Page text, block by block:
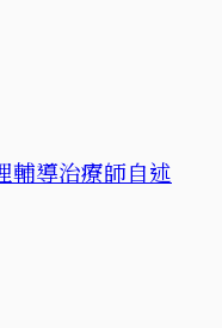
導治療師自述